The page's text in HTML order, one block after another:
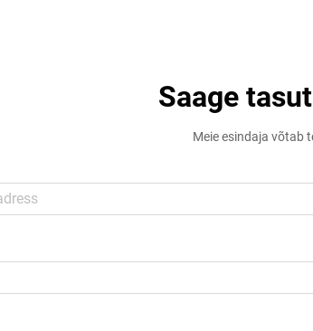
Saage
Meie esindaja võtab